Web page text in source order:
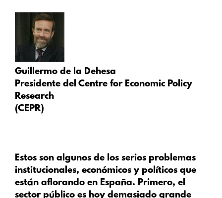
Guillermo de la Dehesa
Presidente del Centre for Economic Policy
Research
(CEPR)
Estos son algunos de los serios problemas
institucionales, económicos y políticos que
están aflorando en España. Primero, el
sector público es hoy demasiado grande